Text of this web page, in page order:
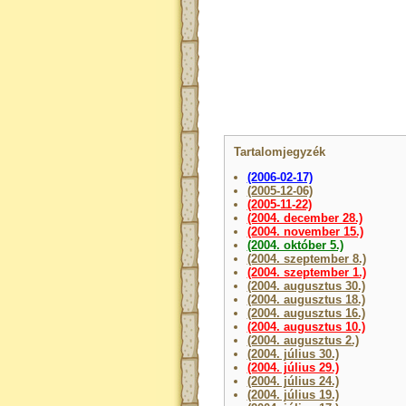
Tartalomjegyzék
(2006-02-17)
(2005-12-06)
(2005-11-22)
(2004. december 28.)
(2004. november 15.)
(2004. október 5.)
(2004. szeptember 8.)
(2004. szeptember 1.)
(2004. augusztus 30.)
(2004. augusztus 18.)
(2004. augusztus 16.)
(2004. augusztus 10.)
(2004. augusztus 2.)
(2004. július 30.)
(2004. július 29.)
(2004. július 24.)
(2004. július 19.)